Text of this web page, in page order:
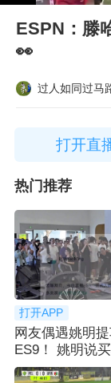
ESPN：滕
👀
过人如同过马
打开直
热门推荐
打开APP
网友偶遇姚明
ES9！ 姚明说
空间：等了2月